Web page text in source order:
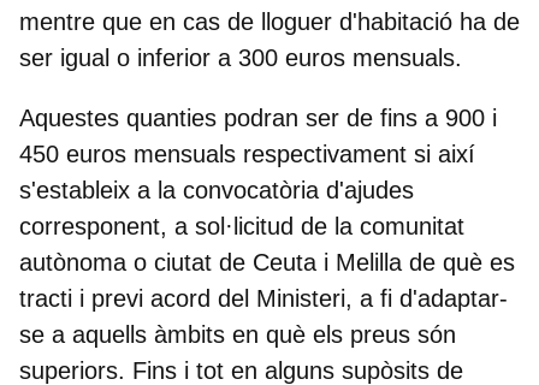
mentre que en cas de lloguer d'habitació ha de
ser igual o inferior a 300 euros mensuals.
Aquestes quanties podran ser de fins a 900 i
450 euros mensuals respectivament si així
s'estableix a la convocatòria d'ajudes
corresponent, a sol·licitud de la comunitat
autònoma o ciutat de Ceuta i Melilla de què es
tracti i previ acord del Ministeri, a fi d'adaptar-
se a aquells àmbits en què els preus són
superiors. Fins i tot en alguns supòsits de